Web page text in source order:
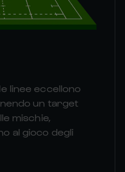
linee eccellono
un target
mischie,
al gioco degli